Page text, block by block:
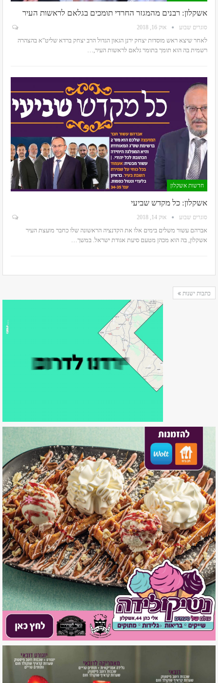
אשקלון: רבנים מהמגזר החרדי תומכים בגלאם לראשות העיר
סוגרים שבוע אוק 16, 2018
לאחר שיצא ראש מוסדות יצחק ירנן הגאון הגדול הרב יצחק ברדא שליט"א בהצהרה
רשמית בה הוא תומך בתומר גלאם לראשות העיר,…
חדשות אשקלון
אשקלון: כל מקדש שביעי
סוגרים שבוע אוק 14, 2018
אברהם עשור משלים בימים אלו את הקדנציה הראשונה שלו כחבר מועצת העיר
אשקלון, בה הוא מכהן מטעם סיעת אגודת ישראל. במשך…
כתבות ישנות